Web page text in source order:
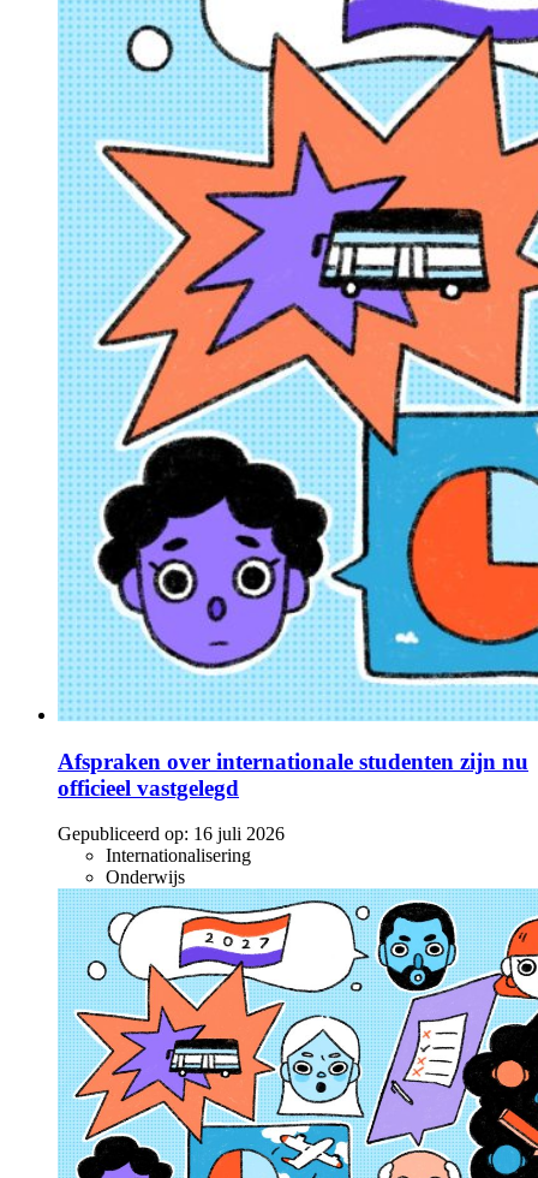
Afspraken over internationale studenten zijn nu
officieel vastgelegd
Gepubliceerd op: 16 juli 2026
Internationalisering
Onderwijs